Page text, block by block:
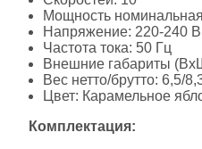
Мощность
Напряжение: 220-240 В
Частота тока: 50 Гц
Внешние габариты
Вес нетто/брутто: 6,5/
Цвет: Карамельное
Комплектация: